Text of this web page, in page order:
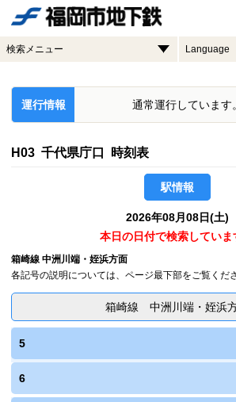
検索メニュー Language
運行情報 通常運行しています。
H03 千代県庁口 時刻表
駅情報
2026年08月08日(土)
本日の日付で検索していま
箱崎線 中洲川端・姪浜方面
各記号の説明については、ページ最下部をご覧くだ
箱崎線 中洲川端・姪浜
5
6